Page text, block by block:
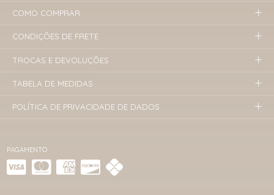
PAGAMENTO
COMO COMPRAR
CONDIÇÕES DE FRETE
TROCAS E DEVOLUÇÕES
TABELA DE MEDIDAS
POLÍTICA DE PRIVACIDADE DE DADOS